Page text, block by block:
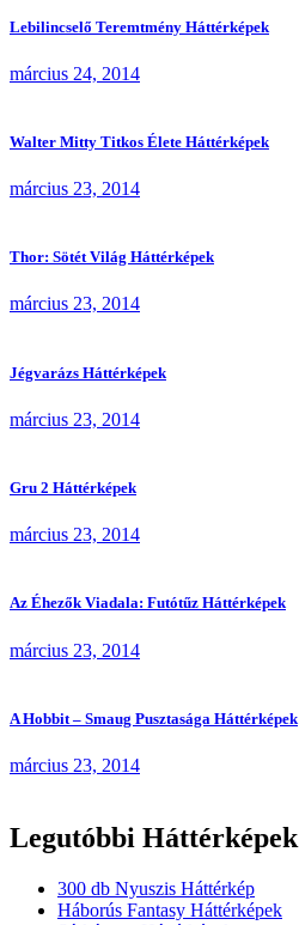
Lebilincselő Teremtmény Háttérképek
március 24, 2014
Walter Mitty Titkos Élete Háttérképek
március 23, 2014
Thor: Sötét Világ Háttérképek
március 23, 2014
Jégvarázs Háttérképek
március 23, 2014
Gru 2 Háttérképek
március 23, 2014
Az Éhezők Viadala: Futótűz Háttérképek
március 23, 2014
A Hobbit – Smaug Pusztasága Háttérképek
március 23, 2014
Legutóbbi Háttérképek
300 db Nyuszis Háttérkép
Háborús Fantasy Háttérképek